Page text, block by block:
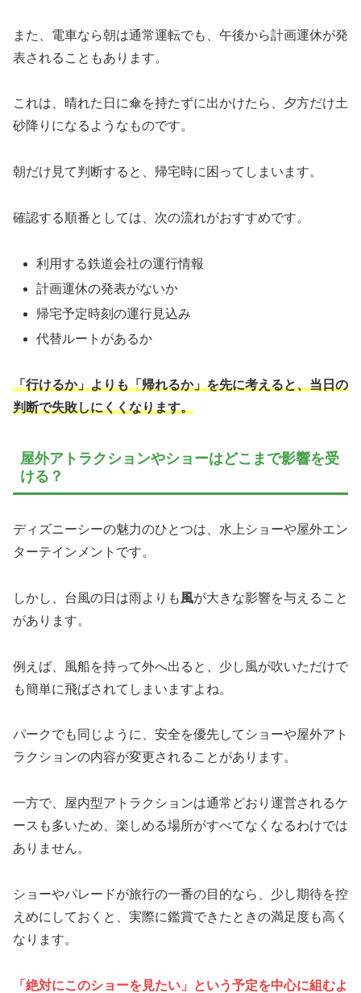
また、電車なら朝は通常運転でも、午後から計画運休が発
表されることもあります。
これは、晴れた日に傘を持たずに出かけたら、夕方だけ土
砂降りになるようなものです。
朝だけ見て判断すると、帰宅時に困ってしまいます。
確認する順番としては、次の流れがおすすめです。
利用する鉄道会社の運行情報
計画運休の発表がないか
帰宅予定時刻の運行見込み
代替ルートがあるか
「行けるか」よりも「帰れるか」を先に考えると、当日の
判断で失敗しにくくなります。
屋外アトラクションやショーはどこまで影響を受
ける？
ディズニーシーの魅力のひとつは、水上ショーや屋外エン
ターテインメントです。
しかし、台風の日は雨よりも風が大きな影響を与えること
があります。
例えば、風船を持って外へ出ると、少し風が吹いただけで
も簡単に飛ばされてしまいますよね。
パークでも同じように、安全を優先してショーや屋外アト
ラクションの内容が変更されることがあります。
一方で、屋内型アトラクションは通常どおり運営されるケ
ースも多いため、楽しめる場所がすべてなくなるわけでは
ありません。
ショーやパレードが旅行の一番の目的なら、少し期待を控
えめにしておくと、実際に鑑賞できたときの満足度も高く
なります。
「絶対にこのショーを見たい」という予定を中心に組むよ